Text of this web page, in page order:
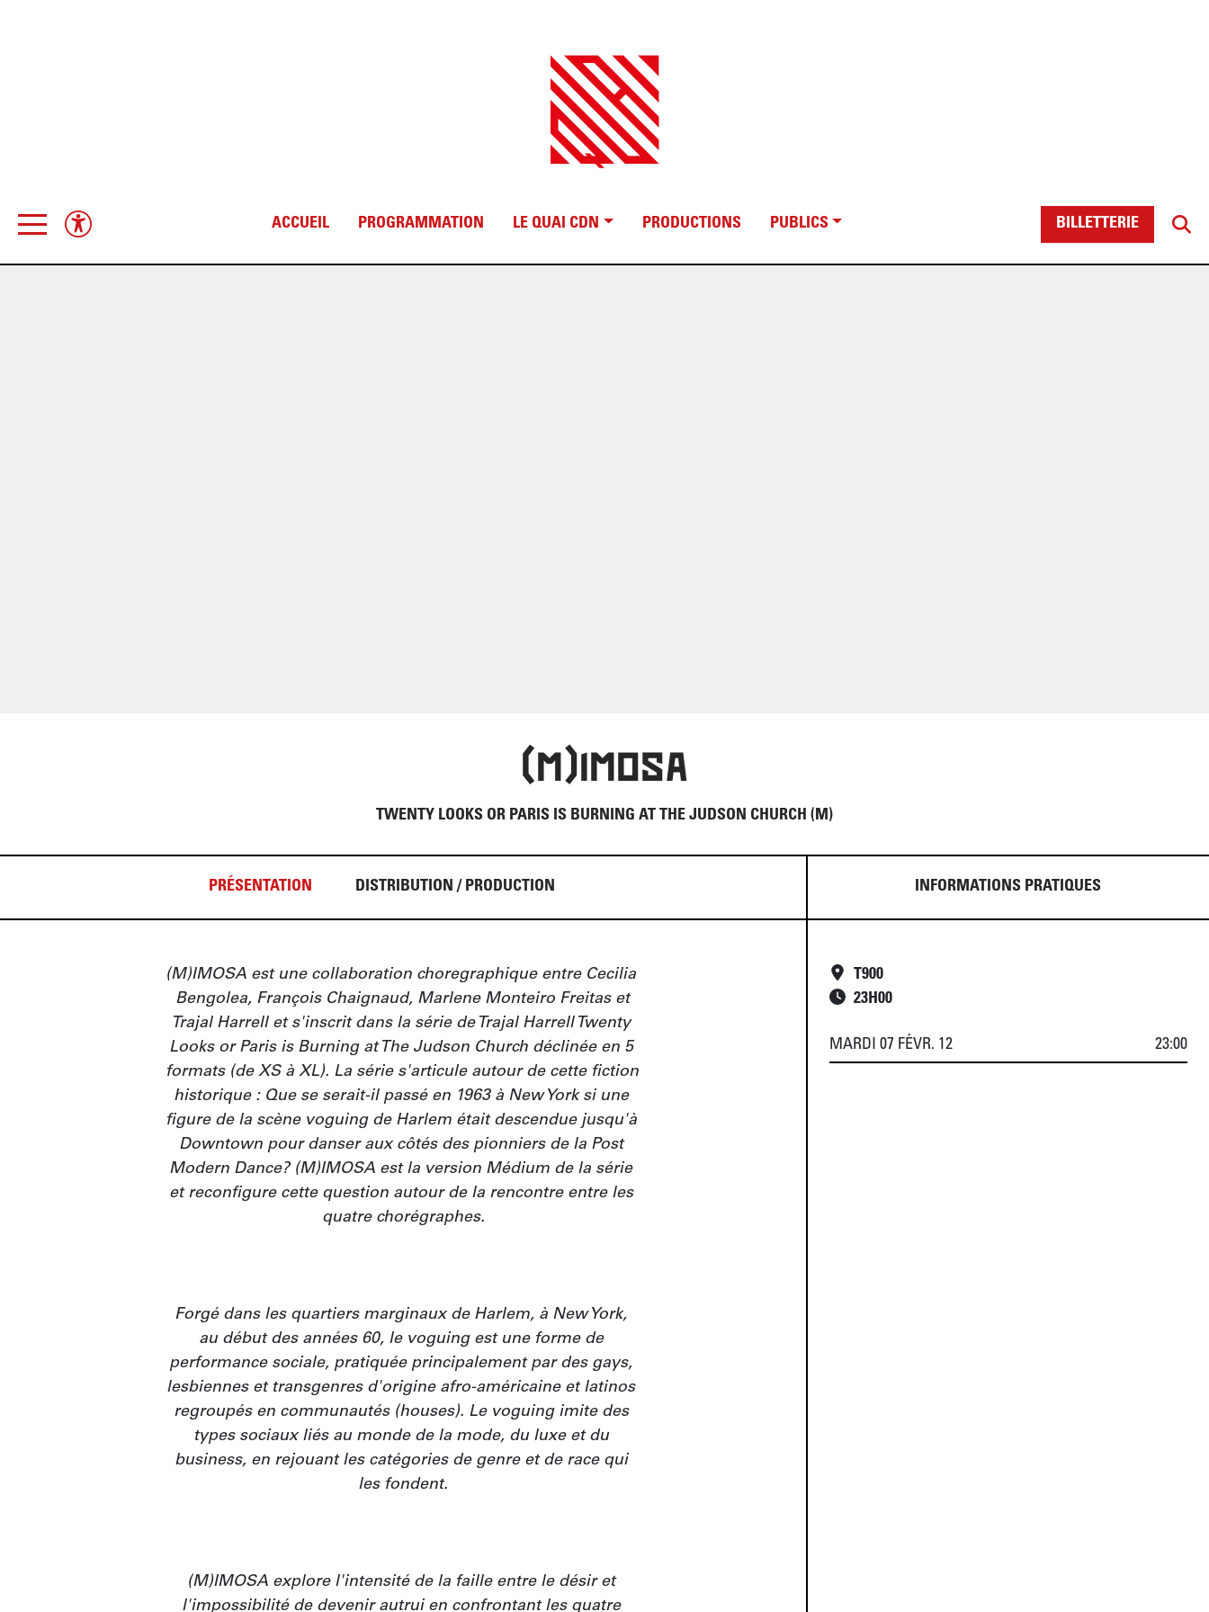
ACCUEIL PROGRAMMATION LE QUAI CDN PRODUCTIONS PUBLICS BILLETTERIE
(M)IMOSA
TWENTY LOOKS OR PARIS IS BURNING AT THE JUDSON CHURCH (M)
PRÉSENTATION DISTRIBUTION / PRODUCTION
(M)IMOSA est une collaboration choregraphique entre Cecilia
Bengolea, François Chaignaud, Marlene Monteiro Freitas et
Trajal Harrell et s'inscrit dans la série de Trajal Harrell Twenty
Looks or Paris is Burning at The Judson Church déclinée en 5
formats (de XS à XL). La série s'articule autour de cette fiction
historique : Que se serait-il passé en 1963 à New York si une
figure de la scène voguing de Harlem était descendue jusqu'à
Downtown pour danser aux côtés des pionniers de la Post
Modern Dance? (M)IMOSA est la version Médium de la série
et reconfigure cette question autour de la rencontre entre les
quatre chorégraphes.
Forgé dans les quartiers marginaux de Harlem, à New York,
au début des années 60, le voguing est une forme de
performance sociale, pratiquée principalement par des gays,
lesbiennes et transgenres d'origine afro-américaine et latinos
regroupés en communautés (houses). Le voguing imite des
types sociaux liés au monde de la mode, du luxe et du
business, en rejouant les catégories de genre et de race qui
les fondent.
(M)IMOSA explore l'intensité de la faille entre le désir et
l'impossibilité de devenir autrui en confrontant les quatre
INFORMATIONS PRATIQUES
T900
23H00
MARDI 07 FÉVR. 12 23:00